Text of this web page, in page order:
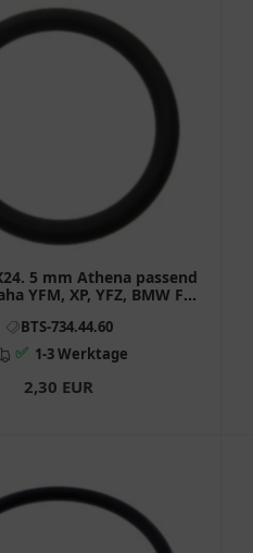
5 mm Athena passend
YFM, XP, YFZ, BMW F
BTS-734.44.60
✅ 1-3 Werktage
2,30 EUR